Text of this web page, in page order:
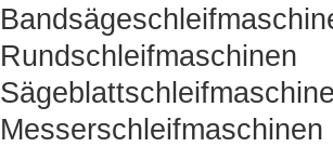
Rundschleifmaschinen
Messerschleifmaschinen